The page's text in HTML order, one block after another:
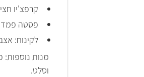
קרפצ'יו
פסטה
לקינוח:
מנות
וסלט.